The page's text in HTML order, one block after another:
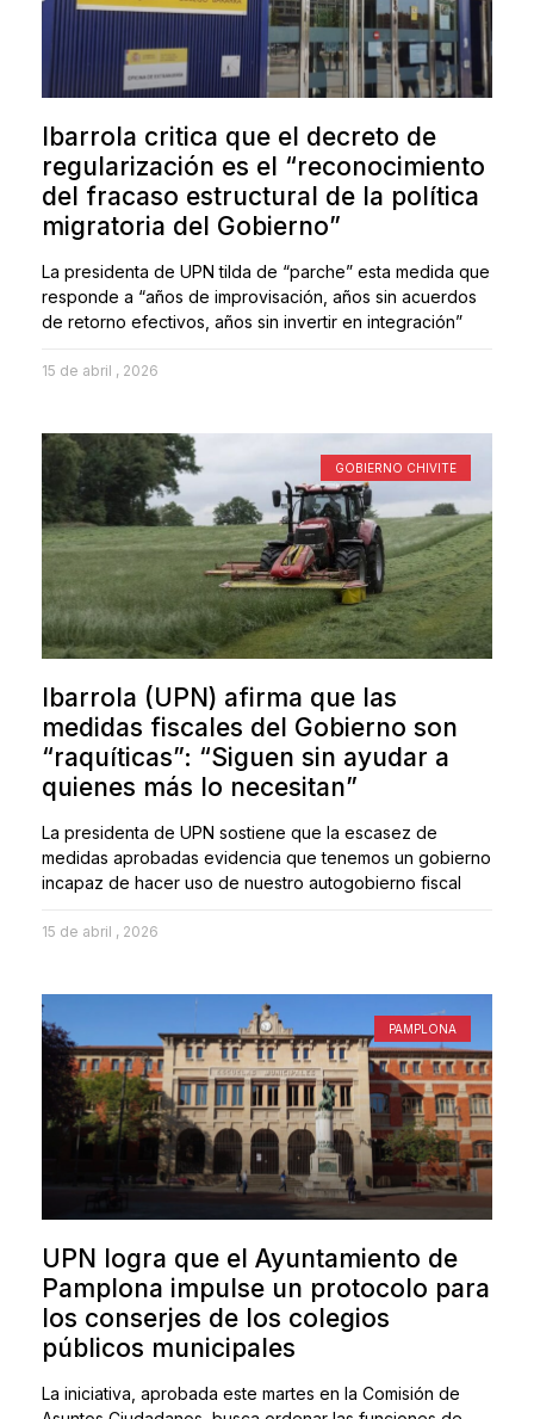
Ibarrola critica que el decreto de
regularización es el “reconocimiento
del fracaso estructural de la política
migratoria del Gobierno”
La presidenta de UPN tilda de “parche” esta medida que
responde a “años de improvisación, años sin acuerdos
de retorno efectivos, años sin invertir en integración”
15 de abril , 2026
GOBIERNO CHIVITE
Ibarrola (UPN) afirma que las
medidas fiscales del Gobierno son
“raquíticas”: “Siguen sin ayudar a
quienes más lo necesitan”
La presidenta de UPN sostiene que la escasez de
medidas aprobadas evidencia que tenemos un gobierno
incapaz de hacer uso de nuestro autogobierno fiscal
15 de abril , 2026
PAMPLONA
UPN logra que el Ayuntamiento de
Pamplona impulse un protocolo para
los conserjes de los colegios
públicos municipales
La iniciativa, aprobada este martes en la Comisión de